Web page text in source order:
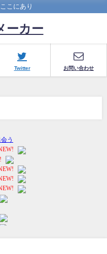
こにあり
ーカー
Twitter お問い合わせ